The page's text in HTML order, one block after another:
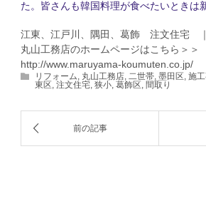
た。皆さんも韓国料理が食べたいときは
江東、江戸川、隅田、葛飾 注文住宅
丸山工務店のホームページはこちら＞＞
http://www.maruyama-koumuten.co.jp/
リフォーム 丸山工務店 二世帯 墨田区 施
東区 注文住宅 狭小 葛飾区 間取り